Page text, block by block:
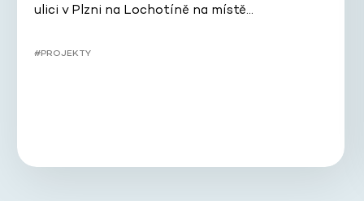
ulici v Plzni na Lochotíně na místě…
#PROJEKTY